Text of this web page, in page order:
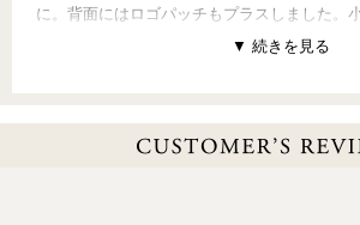
に。背面にはロゴパッチもプラスしました。
が広く、ランチボックスを入れることもでき
〔背面柄〕なし
〔内ポケット〕オープンポケット×2（前面裏